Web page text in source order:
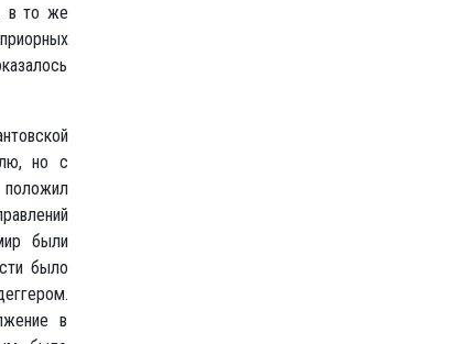
в то же
но с
положил
были
было
в